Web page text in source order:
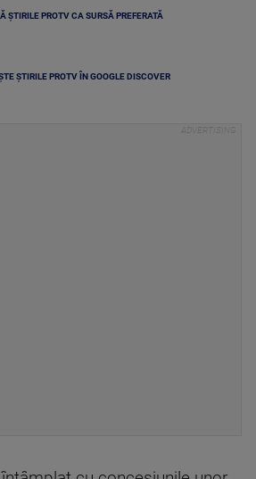
ȘTIRILE PROTV CA SURSĂ PREFERATĂ
ȘTIRILE PROTV ÎN GOOGLE DISCOVER